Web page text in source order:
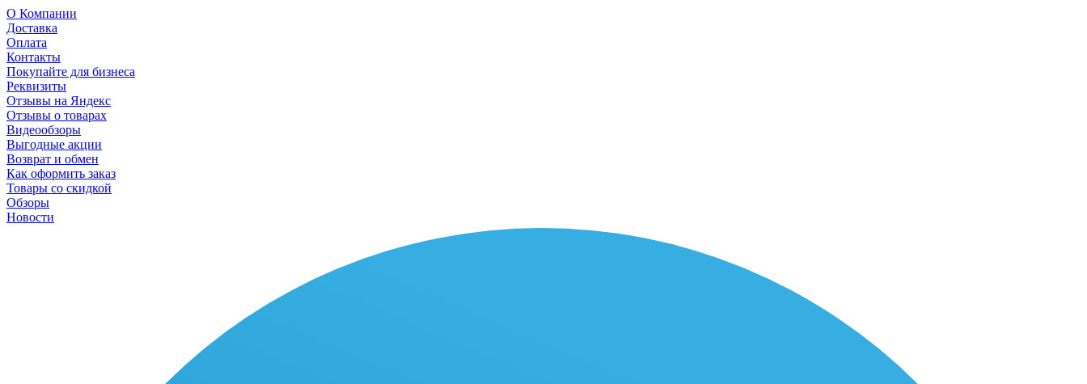
О Компании
Доставка
Оплата
Контакты
Покупайте для бизнеса
Реквизиты
Отзывы на Яндекс
Отзывы о товарах
Видеообзоры
Выгодные акции
Возврат и обмен
Как оформить заказ
Товары со скидкой
Обзоры
Новости